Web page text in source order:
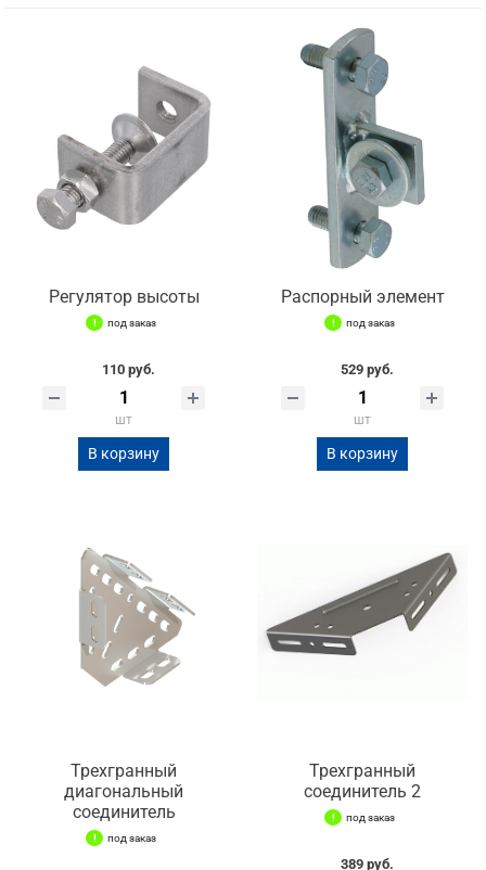
Регулятор высоты
под заказ
110 руб.
шт
В корзину
Распорный элемент
под заказ
529 руб.
шт
В корзину
Трехгранный
диагональный
соединитель
под заказ
Трехгранный
соединитель 2
под заказ
389 руб.